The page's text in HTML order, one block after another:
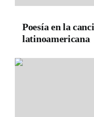
Poesía en la
latinoamericana